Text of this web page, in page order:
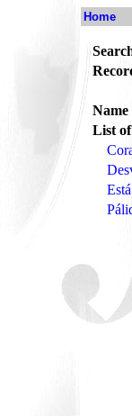
Home
List